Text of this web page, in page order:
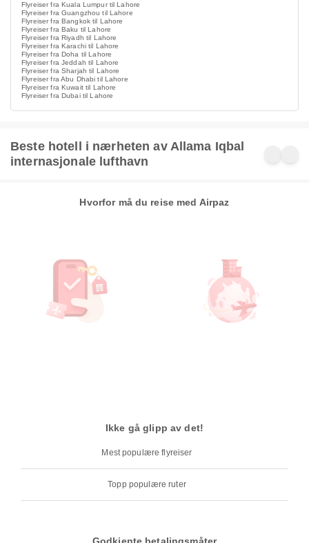
Flyreiser fra Kuala Lumpur til Lahore
Flyreiser fra Guangzhou til Lahore
Flyreiser fra Bangkok til Lahore
Flyreiser fra Baku til Lahore
Flyreiser fra Riyadh til Lahore
Flyreiser fra Karachi til Lahore
Flyreiser fra Doha til Lahore
Flyreiser fra Jeddah til Lahore
Flyreiser fra Sharjah til Lahore
Flyreiser fra Abu Dhabi til Lahore
Flyreiser fra Kuwait til Lahore
Flyreiser fra Dubai til Lahore
Beste hotell i nærheten av Allama Iqbal
internasjonale lufthavn
Hvorfor må du reise med Airpaz
Ikke gå glipp av det!
Mest populære flyreiser
Topp populære ruter